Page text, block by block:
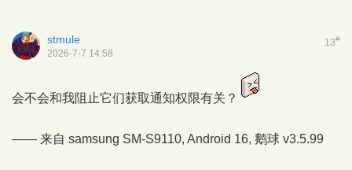
13#
stmule
2026-7-7 14:58
会不会和我阻止它们获取通知权限有关？
—— 来自 samsung SM-S9110, Android 16, 鹅球 v3.5.99